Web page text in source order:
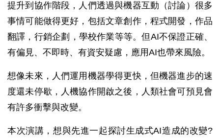
提升到協作階段，人們透過與機器互動（討論）很多
事情可能做得更好，包括文章創作，程式開發，作品
翻譯，行銷企劃，學校作業等等。但AI不保證正確、
有偏見、不即時、有資安疑慮，應用AI也帶來風險。
想像未來，人們運用機器學得更快，但機器進步的速
度還未停歇，人機協作開啟之後，人類社會可預見會
有許多衝擊與改變。
本次演講，想與先進一起探討生成式AI造成的改變?